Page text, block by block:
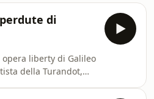
di
liberty di Galileo
della Turandot,